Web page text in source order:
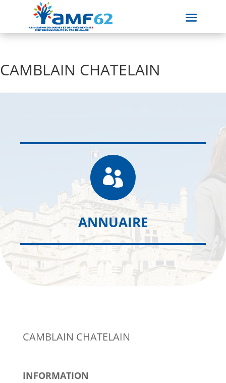
CAMBLAIN CHATELAIN

ANNUAIRE
CAMBLAIN CHATELAIN
INFORMATION